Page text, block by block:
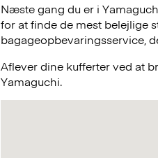
Næste gang du er i
for at finde de mest belejlige
bagageopbevaringsservice,
Aflever dine kufferter ved at
Yamaguchi.